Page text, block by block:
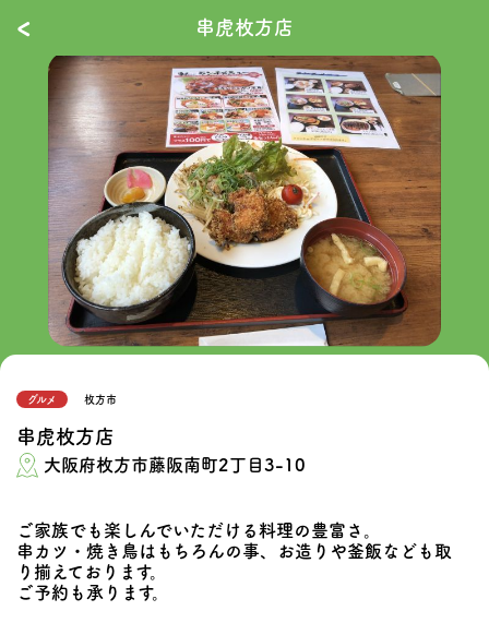
串虎枚方店
‹
グルメ 枚方市
串虎枚方店
大阪府枚方市藤阪南町2丁目3-10
ご家族でも楽しんでいただける料理の豊富さ。
串カツ・焼き鳥はもちろんの事、お造りや釜飯なども取
り揃えております。
ご予約も承ります。